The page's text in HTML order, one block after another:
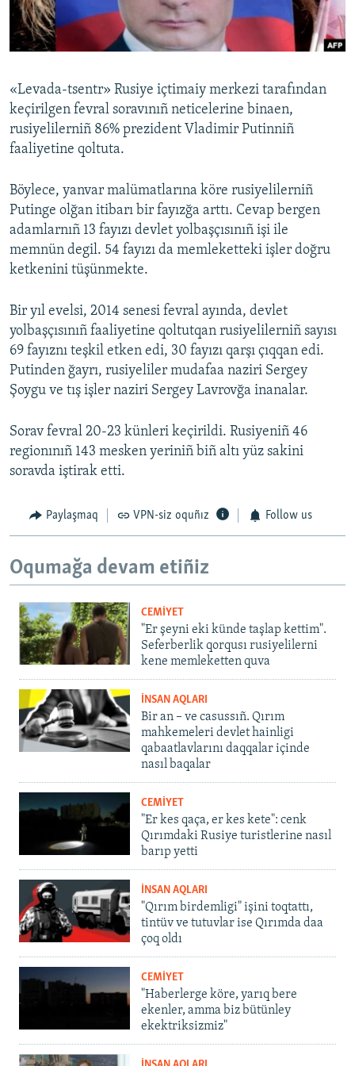
Русский
Українською
QOŞULIÑIZ!
«Levada-tsentr» Rusiye içtimaiy merkezi tarafından
keçirilgen fevral soravınıñ neticelerine binaen,
rusiyelilerniñ 86% prezident Vladimir Putinniñ
faaliyetine qoltuta.
Böylece, yanvar malümatlarına köre rusiyelilerniñ
Putinge olğan itibarı bir fayızğa arttı. Cevap bergen
adamlarnıñ 13 fayızı devlet yolbaşçısınıñ işi ile
memnün degil. 54 fayızı da memleketteki işler doğru
ketkenini tüşünmekte.
Bir yıl evelsi, 2014 senesi fevral ayında, devlet
yolbaşçısınıñ faaliyetine qoltutqan rusiyelilerniñ sayısı
69 fayıznı teşkil etken edi, 30 fayızı qarşı çıqqan edi.
Putinden ğayrı, rusiyeliler mudafaa naziri Sergey
Şoygu ve tış işler naziri Sergey Lavrovğa inanalar.
Sorav fevral 20-23 künleri keçirildi. Rusiyeniñ 46
regionınıñ 143 mesken yeriniñ biñ altı yüz sakini
soravda iştirak etti.
Paylaşmaq VPN-siz oquñız Follow us
Oqumağa devam etiñiz
CEMİYET
"Er şeyni eki künde taşlap kettim".
Seferberlik qorqusı rusiyelilerni
kene memleketten quva
İNSAN AQLARI
Bir an – ve casussıñ. Qırım
mahkemeleri devlet hainligi
qabaatlavlarını daqqalar içinde
nasıl baqalar
CEMİYET
"Er kes qaça, er kes kete": cenk
Qırımdaki Rusiye turistlerine nasıl
barıp yetti
İNSAN AQLARI
"Qırım birdemligi" işini toqtattı,
tintüv ve tutuvlar ise Qırımda daa
çoq oldı
CEMİYET
"Haberlerge köre, yarıq bere
ekenler, amma biz bütünley
ekektriksizmiz"